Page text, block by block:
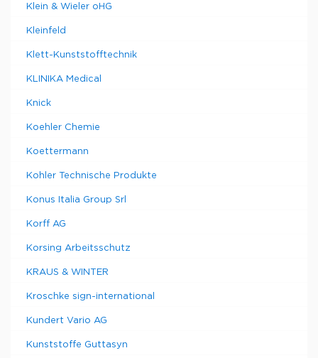
Klein & Wieler oHG
Kleinfeld
Klett-Kunststofftechnik
KLINIKA Medical
Knick
Koehler Chemie
Koettermann
Kohler Technische Produkte
Konus Italia Group Srl
Korff AG
Korsing Arbeitsschutz
KRAUS & WINTER
Kroschke sign-international
Kundert Vario AG
Kunststoffe Guttasyn